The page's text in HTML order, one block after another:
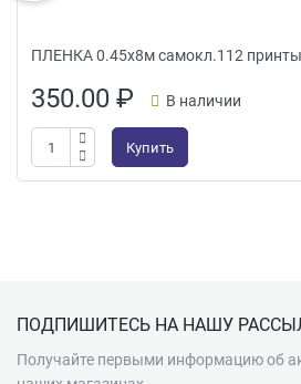
ПЛЕНКА 0.45х8м самокл.112
350.00₽ В наличии
Купить
ПОДПИШИТЕСЬ НА НАШУ
Получайте первыми информацию об